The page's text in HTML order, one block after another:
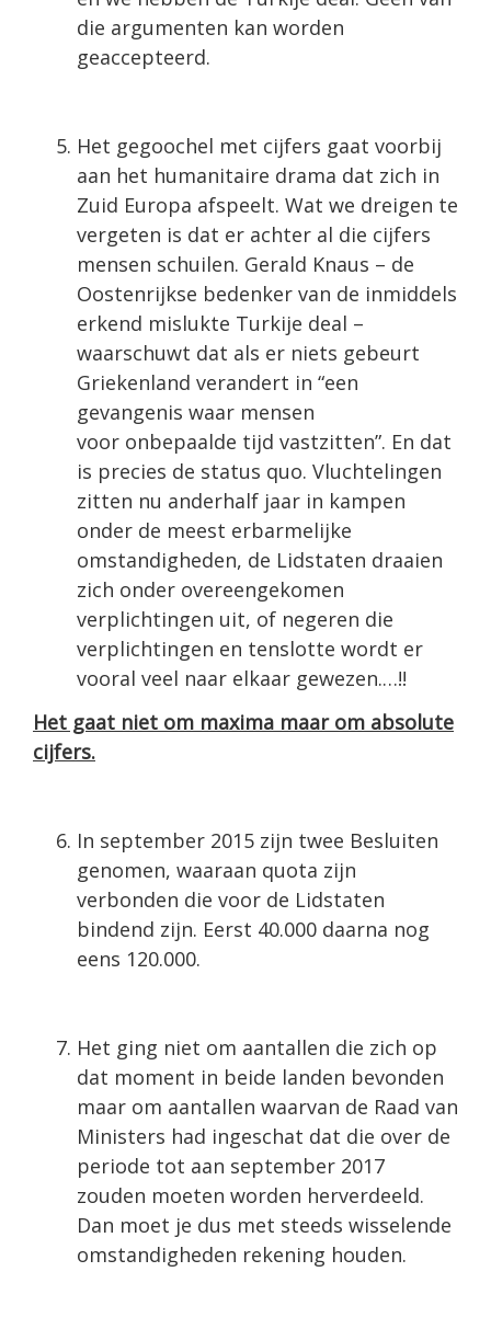
die argumenten kan worden
geaccepteerd.
Het gegoochel met cijfers gaat voorbij
aan het humanitaire drama dat zich in
Zuid Europa afspeelt. Wat we dreigen te
vergeten is dat er achter al die cijfers
mensen schuilen. Gerald Knaus – de
Oostenrijkse bedenker van de inmiddels
erkend mislukte Turkije deal –
waarschuwt dat als er niets gebeurt
Griekenland verandert in “een
gevangenis waar mensen
voor onbepaalde tijd vastzitten”. En dat
is precies de status quo. Vluchtelingen
zitten nu anderhalf jaar in kampen
onder de meest erbarmelijke
omstandigheden, de Lidstaten draaien
zich onder over­eengekomen
verplichtingen uit, of negeren die
verplichtingen en tenslotte wordt er
vooral veel naar elkaar gewezen.…!!
Het gaat niet om maxima maar om absolute
cijfers.
In september 2015 zijn twee Besluiten
genomen, waaraan quota zijn
verbonden die voor de Lidstaten
bindend zijn. Eerst 40.000 daarna nog
eens 120.000.
Het ging niet om aantallen die zich op
dat moment in beide landen bevonden
maar om aantallen waarvan de Raad van
Ministers had ingeschat dat die over de
periode tot aan september 2017
zouden moeten worden herverdeeld.
Dan moet je dus met steeds wisselende
omstandigheden rekening houden.